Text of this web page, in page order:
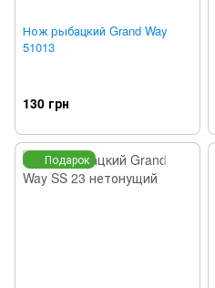
Нож рыбацкий Grand Way
51013
130 грн
Подарок